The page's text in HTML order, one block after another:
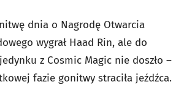
dnia o Nagrodę Otwarcia
wygrał Haad Rin, ale do
z Cosmic Magic nie doszło –
fazie gonitwy straciła jeźdźca.